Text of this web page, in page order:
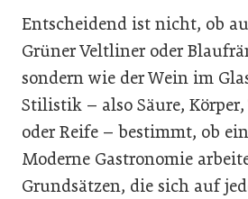
Entscheidend ist nicht, ob
Grüner Veltliner oder
sondern wie der Wein im
Stilistik – also Säure,
oder Reife – bestimmt, ob
Moderne Gastronomie
Grundsätzen, die sich auf